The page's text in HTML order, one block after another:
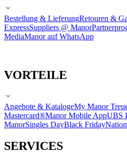
Bestellung & LieferungRetouren &
ExpressSuppliers @ Manor
MediaManor auf WhatsApp
VORTEILE
Angebote & KatalogeMy Manor
Mastercard®Manor Mobile AppUBS
ManorSingles DayBlack Friday
SERVICES